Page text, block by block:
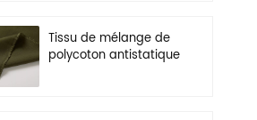
Tissu de mélange de
polycoton antistatique